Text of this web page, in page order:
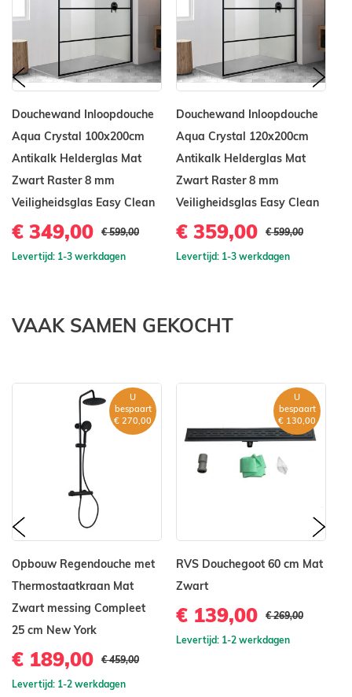
Douchewand Inloopdouche
Aqua Crystal 100x200cm
Antikalk Helderglas Mat
Zwart Raster 8 mm
Veiligheidsglas Easy Clean
€ 349,00 € 599,00
Levertijd: 1-3 werkdagen
Douchewand Inloopdouche
Aqua Crystal 120x200cm
Antikalk Helderglas Mat
Zwart Raster 8 mm
Veiligheidsglas Easy Clean
€ 359,00 € 599,00
Levertijd: 1-3 werkdagen
prev
VAAK SAMEN GEKOCHT
Opbouw Regendouche met
Thermostaatkraan Mat
Zwart messing Compleet
25 cm New York
U
bespaart
€ 270,00
€ 189,00 € 459,00
Levertijd: 1-2 werkdagen
RVS Douchegoot 60 cm Mat
Zwart
U
bespaart
€ 130,00
€ 139,00 € 269,00
Levertijd: 1-2 werkdagen